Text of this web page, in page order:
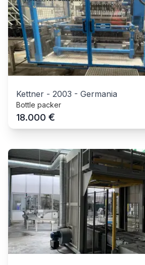
Kettner - 2003 - Germania
Bottle packer
18.000 €